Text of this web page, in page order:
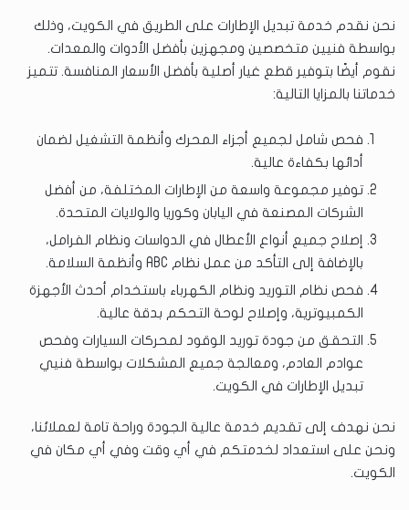
نحن نقدم خدمة تبديل الإطارات على الطريق في الكويت، وذلك
بواسطة فنيين متخصصين ومجهزين بأفضل الأدوات والمعدات.
نقوم أيضًا بتوفير قطع غيار أصلية بأفضل الأسعار المنافسة. تتميز
خدماتنا بالمزايا التالية:
فحص شامل لجميع أجزاء المحرك وأنظمة التشغيل لضمان
أدائها بكفاءة عالية.
توفير مجموعة واسعة من الإطارات المختلفة، من أفضل
الشركات المصنعة في اليابان وكوريا والولايات المتحدة.
إصلاح جميع أنواع الأعطال في الدواسات ونظام الفرامل،
بالإضافة إلى التأكد من عمل نظام ABC وأنظمة السلامة.
فحص نظام التوريد ونظام الكهرباء باستخدام أحدث الأجهزة
الكمبيوترية، وإصلاح لوحة التحكم بدقة عالية.
التحقق من جودة توريد الوقود لمحركات السيارات وفحص
عوادم العادم، ومعالجة جميع المشكلات بواسطة فنيي
تبديل الإطارات في الكويت.
نحن نهدف إلى تقديم خدمة عالية الجودة وراحة تامة لعملائنا،
ونحن على استعداد لخدمتكم في أي وقت وفي أي مكان في
الكويت.